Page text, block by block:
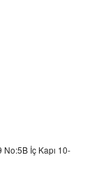
No:5B İç Kapı 10-